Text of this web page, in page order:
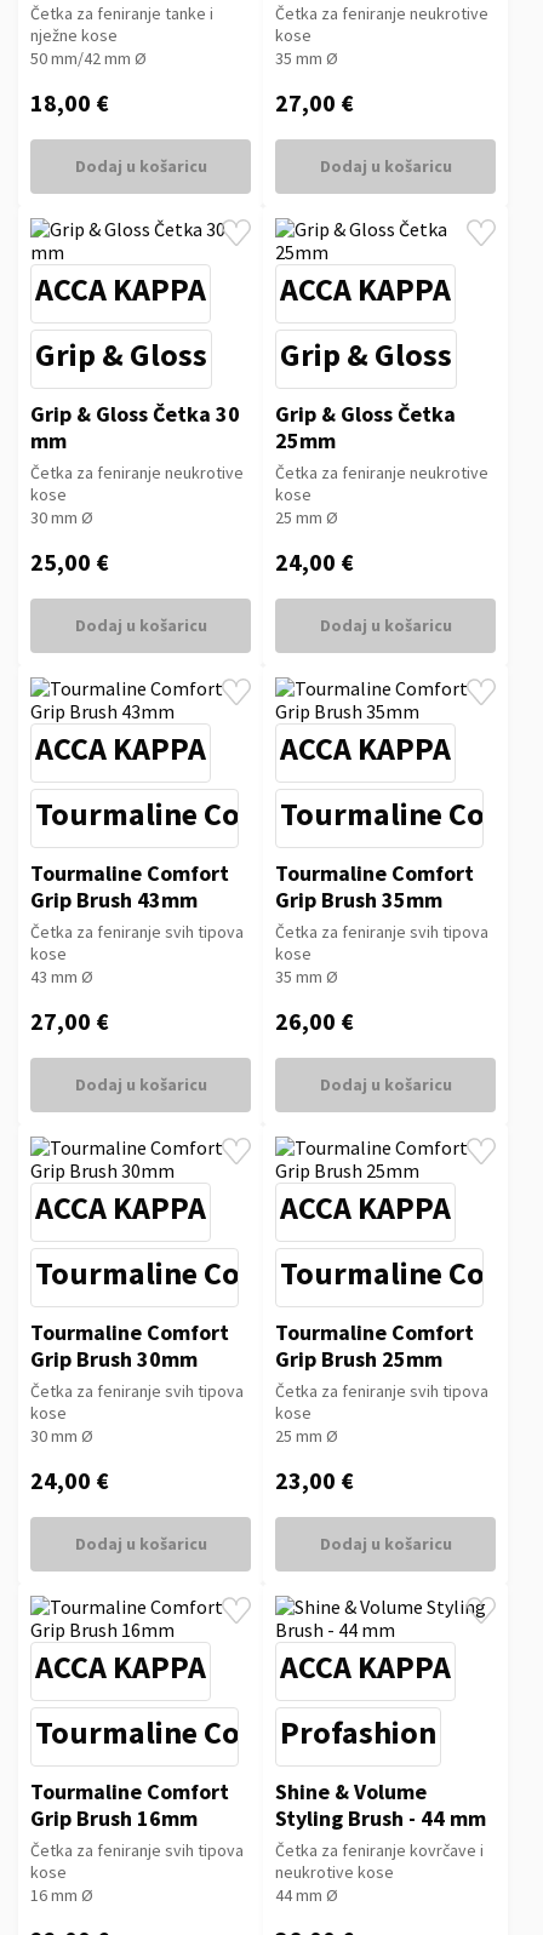
Četka za feniranje tanke i
nježne kose
50 mm/42 mm Ø
18,00 €
Dodaj u košaricu
Četka za feniranje neukrotive
kose
35 mm Ø
27,00 €
Dodaj u košaricu
ACCA KAPPA
Grip & Gloss
Grip & Gloss Četka 30
mm
Četka za feniranje neukrotive
kose
30 mm Ø
25,00 €
Dodaj u košaricu
ACCA KAPPA
Grip & Gloss
Grip & Gloss Četka
25mm
Četka za feniranje neukrotive
kose
25 mm Ø
24,00 €
Dodaj u košaricu
ACCA KAPPA
Tourmaline Comfort Grip
Tourmaline Comfort
Grip Brush 43mm
Četka za feniranje svih tipova
kose
43 mm Ø
27,00 €
Dodaj u košaricu
ACCA KAPPA
Tourmaline
Tourmaline Comfort
Grip Brush 35mm
Četka za feniranje svih tipova
kose
35 mm Ø
26,00 €
Dodaj u košaricu
ACCA KAPPA
Tourmaline Comfort Grip
Tourmaline Comfort
Grip Brush 30mm
Četka za feniranje svih tipova
kose
30 mm Ø
24,00 €
Dodaj u košaricu
ACCA KAPPA
Tourmaline
Tourmaline Comfort
Grip Brush 25mm
Četka za feniranje svih tipova
kose
25 mm Ø
23,00 €
Dodaj u košaricu
ACCA KAPPA
Tourmaline Comfort Grip
Tourmaline Comfort
Grip Brush 16mm
Četka za feniranje svih tipova
kose
16 mm Ø
ACCA KAPPA
Profashion
Shine & Volume
Styling Brush - 44 mm
Četka za feniranje kovrčave i
neukrotive kose
44 mm Ø